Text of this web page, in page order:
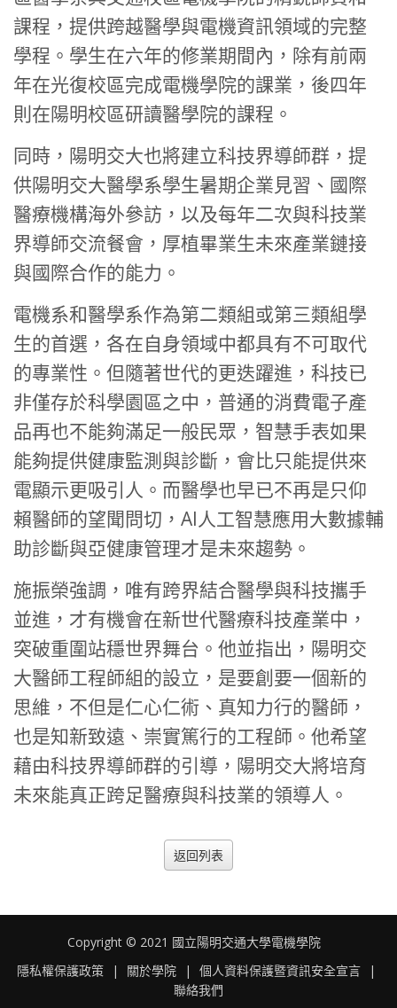
課程，提供跨越醫學與電機資訊領域的完整
學程。學生在六年的修業期間內，除有前兩
年在光復校區完成電機學院的課業，後四年
則在陽明校區研讀醫學院的課程。
同時，陽明交大也將建立科技界導師群，提
供陽明交大醫學系學生暑期企業見習、國際
醫療機構海外參訪，以及每年二次與科技業
界導師交流餐會，厚植畢業生未來產業鏈接
與國際合作的能力。
電機系和醫學系作為第二類組或第三類組學
生的首選，各在自身領域中都具有不可取代
的專業性。但隨著世代的更迭躍進，科技已
非僅存於科學園區之中，普通的消費電子產
品再也不能夠滿足一般民眾，智慧手表如果
能夠提供健康監測與診斷，會比只能提供來
電顯示更吸引人。而醫學也早已不再是只仰
賴醫師的望聞問切，AI人工智慧應用大數據輔
助診斷與亞健康管理才是未來趨勢。
施振榮強調，唯有跨界結合醫學與科技攜手
並進，才有機會在新世代醫療科技產業中，
突破重圍站穩世界舞台。他並指出，陽明交
大醫師工程師組的設立，是要創要一個新的
思維，不但是仁心仁術、真知力行的醫師，
也是知新致遠、崇實篤行的工程師。他希望
藉由科技界導師群的引導，陽明交大將培育
未來能真正跨足醫療與科技業的領導人。
返回列表
Copyright © 2021 國立陽明交通大學電機學院
隱私權保護政策
| 關於學院 | 個人資料保護暨資訊安全宣言
|
聯絡我們